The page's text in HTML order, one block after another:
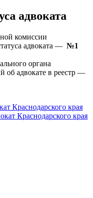
адвоката
комиссии
адвоката — №1
органа
об адвокате в реестр —
Краснодарского края
Краснодарского края